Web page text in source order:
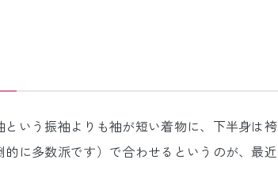
いう振袖よりも袖が短い着物に、下半身は袴
に多数派です）で合わせるというのが、最近